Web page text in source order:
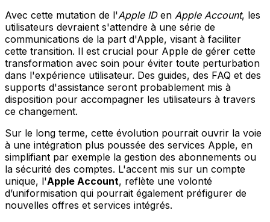
Avec cette mutation de l'Apple IDen Apple Account, les
utilisateurs devraient s'attendre à une série de
communications de la part d'Apple, visant à faciliter
cette transition. Il est crucial pour Apple de gérer cette
transformation avec soin pour éviter toute perturbation
dans l'expérience utilisateur. Des guides, des FAQ et des
supports d'assistance seront probablement mis à
disposition pour accompagner les utilisateurs à travers
ce changement.
Sur le long terme, cette évolution pourrait ouvrir la voie
à une intégration plus poussée des services Apple, en
simplifiant par exemple la gestion des abonnements ou
la sécurité des comptes. L'accent mis sur un compte
unique, l'Apple Account, reflète une volonté
d’uniformisation qui pourrait également préfigurer de
nouvelles offres et services intégrés.